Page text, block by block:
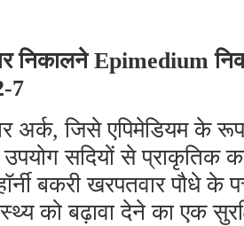
निकालने Epimedium
7
अर्क, जिसे एपिमेडियम के
उपयोग सदियों से
बकरी खरपतवार पौधे के
को बढ़ावा देने का एक